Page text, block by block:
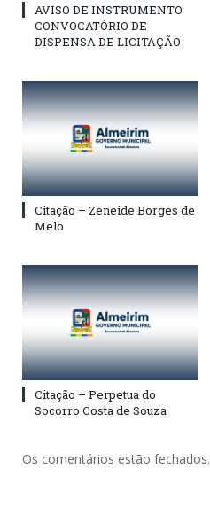
AVISO DE INSTRUMENTO
CONVOCATÓRIO DE
DISPENSA DE LICITAÇÃO
Citação – Zeneide Borges de
Melo
Citação – Perpetua do
Socorro Costa de Souza
Os comentários estão fechados.